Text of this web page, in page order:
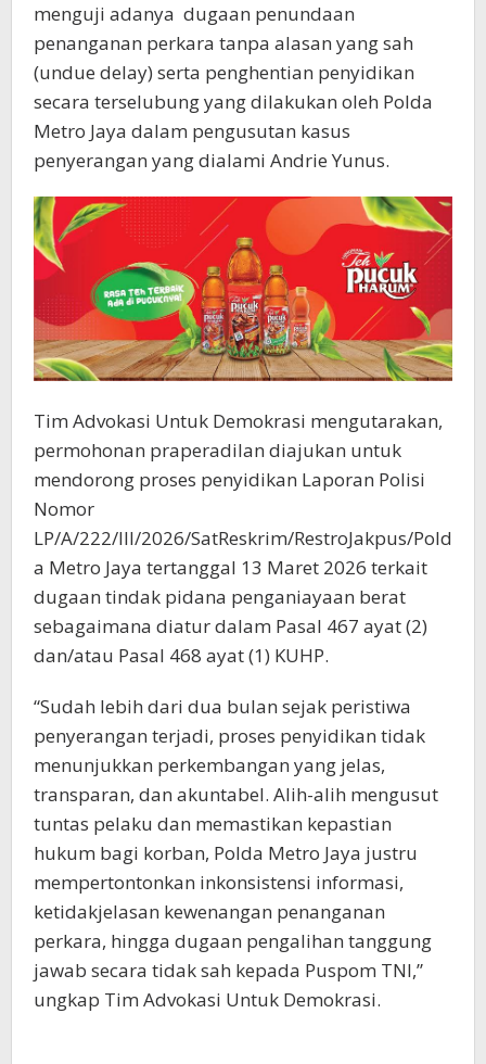
menguji adanya dugaan penundaan
penanganan perkara tanpa alasan yang sah
(undue delay) serta penghentian penyidikan
secara terselubung yang dilakukan oleh Polda
Metro Jaya dalam pengusutan kasus
penyerangan yang dialami Andrie Yunus.
Tim Advokasi Untuk Demokrasi mengutarakan,
permohonan praperadilan diajukan untuk
mendorong proses penyidikan Laporan Polisi
Nomor
LP/A/222/III/2026/SatReskrim/RestroJakpus/Pold
a Metro Jaya tertanggal 13 Maret 2026 terkait
dugaan tindak pidana penganiayaan berat
sebagaimana diatur dalam Pasal 467 ayat (2)
dan/atau Pasal 468 ayat (1) KUHP.
“Sudah lebih dari dua bulan sejak peristiwa
penyerangan terjadi, proses penyidikan tidak
menunjukkan perkembangan yang jelas,
transparan, dan akuntabel. Alih-alih mengusut
tuntas pelaku dan memastikan kepastian
hukum bagi korban, Polda Metro Jaya justru
mempertontonkan inkonsistensi informasi,
ketidakjelasan kewenangan penanganan
perkara, hingga dugaan pengalihan tanggung
jawab secara tidak sah kepada Puspom TNI,”
ungkap Tim Advokasi Untuk Demokrasi.